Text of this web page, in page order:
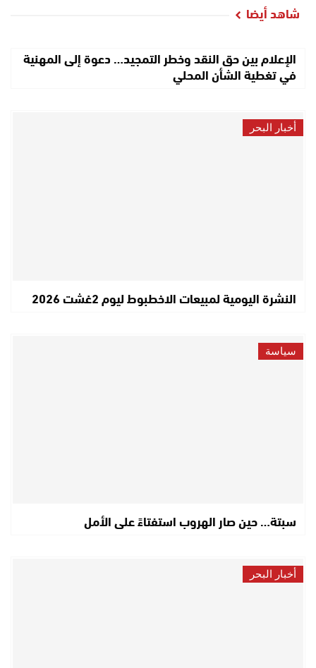
شاهد أيضا
الإعلام بين حق النقد وخطر التمجيد… دعوة إلى المهنية
في تغطية الشأن المحلي
أخبار البحر
النشرة اليومية لمبيعات الاخطبوط ليوم 2غشت 2026
سياسة
سبتة… حين صار الهروب استفتاءً على الأمل
أخبار البحر